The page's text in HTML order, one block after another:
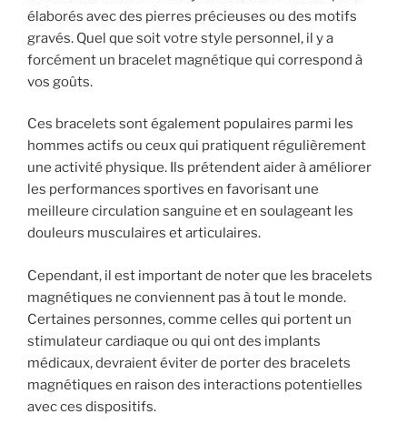
élaborés avec des pierres précieuses ou des motifs
gravés. Quel que soit votre style personnel, il y a
forcément un bracelet magnétique qui correspond à
vos goûts.
Ces bracelets sont également populaires parmi les
hommes actifs ou ceux qui pratiquent régulièrement
une activité physique. Ils prétendent aider à améliorer
les performances sportives en favorisant une
meilleure circulation sanguine et en soulageant les
douleurs musculaires et articulaires.
Cependant, il est important de noter que les bracelets
magnétiques ne conviennent pas à tout le monde.
Certaines personnes, comme celles qui portent un
stimulateur cardiaque ou qui ont des implants
médicaux, devraient éviter de porter des bracelets
magnétiques en raison des interactions potentielles
avec ces dispositifs.